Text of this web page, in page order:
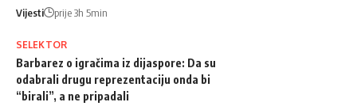
Vijesti prije 3h 5min
SELEKTOR
Barbarez o igračima iz dijaspore: Da su
odabrali drugu reprezentaciju onda bi
“birali”, a ne pripadali